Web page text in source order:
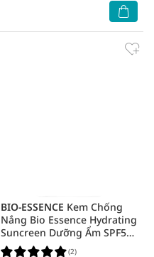
BIO-ESSENCE Kem Chống
Nắng Bio Essence Hydrating
Suncreen Dưỡng Ẩm SPF50+
PA++ 40ml
(2)